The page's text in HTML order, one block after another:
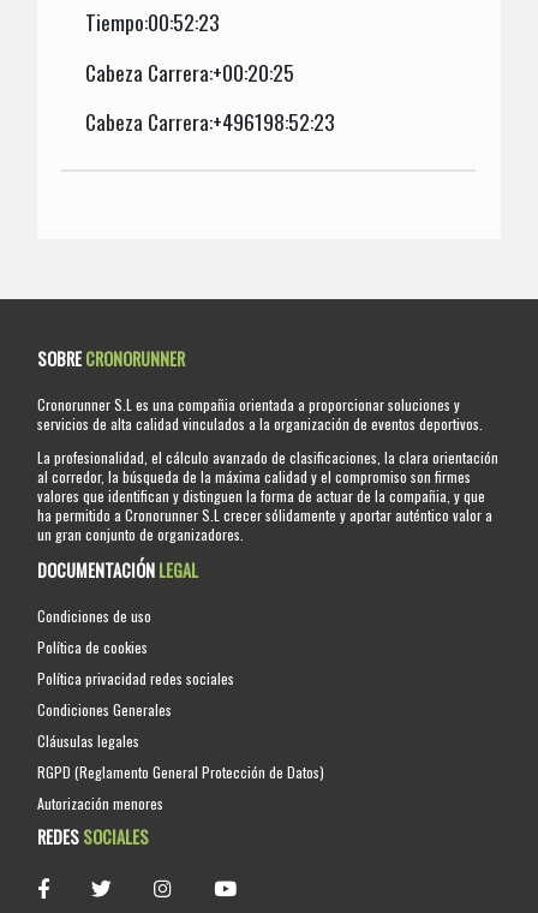
Tiempo:00:52:23
Cabeza Carrera:+00:20:25
Cabeza Carrera:+496198:52:23
SOBRECRONORUNNER
Cronorunner S.L es una compañia orientada a proporcionar soluciones y
servicios de alta calidad vinculados a la organización de eventos deportivos.
La profesionalidad, el cálculo avanzado de clasificaciones, la clara orientación
al corredor, la búsqueda de la máxima calidad y el compromiso son firmes
valores que identifican y distinguen la forma de actuar de la compañia, y que
ha permitido a Cronorunner S.L crecer sólidamente y aportar auténtico valor a
un gran conjunto de organizadores.
DOCUMENTACIÓNLEGAL
Condiciones de uso
Política de cookies
Política privacidad redes sociales
Condiciones Generales
Cláusulas legales
RGPD (Reglamento General Protección de Datos)
Autorización menores
REDESSOCIALES